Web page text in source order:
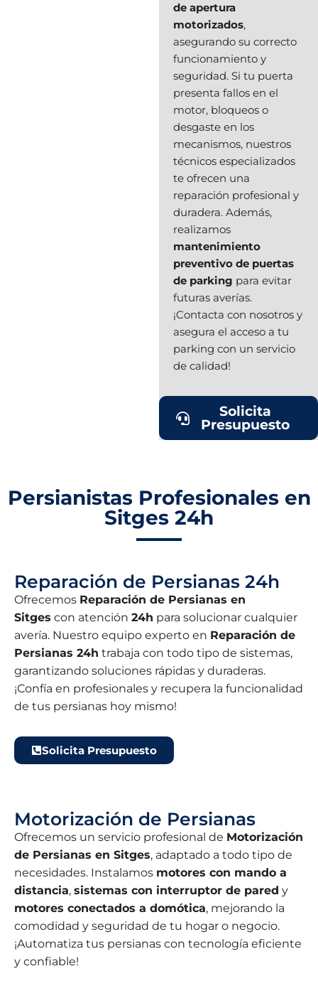
de apertura
motorizados,
asegurando su correcto
funcionamiento y
seguridad. Si tu puerta
presenta fallos en el
motor, bloqueos o
desgaste en los
mecanismos, nuestros
técnicos especializados
te ofrecen una
reparación profesional y
duradera. Además,
realizamos
mantenimiento
preventivo de puertas
de parking para evitar
futuras averías.
¡Contacta con nosotros y
asegura el acceso a tu
parking con un servicio
de calidad!
Solicita
Presupuesto
Persianistas Profesionales en
Sitges 24h
Reparación de Persianas 24h
Ofrecemos Reparación de Persianas en
Sitges con atención 24h para solucionar cualquier
avería. Nuestro equipo experto en Reparación de
Persianas 24h trabaja con todo tipo de sistemas,
garantizando soluciones rápidas y duraderas.
¡Confía en profesionales y recupera la funcionalidad
de tus persianas hoy mismo!
Solicita Presupuesto
Motorización de Persianas
Ofrecemos un servicio profesional de Motorización
de Persianas en Sitges, adaptado a todo tipo de
necesidades. Instalamos motores con mando a
distancia, sistemas con interruptor de pared y
motores conectados a domótica, mejorando la
comodidad y seguridad de tu hogar o negocio.
¡Automatiza tus persianas con tecnología eficiente
y confiable!